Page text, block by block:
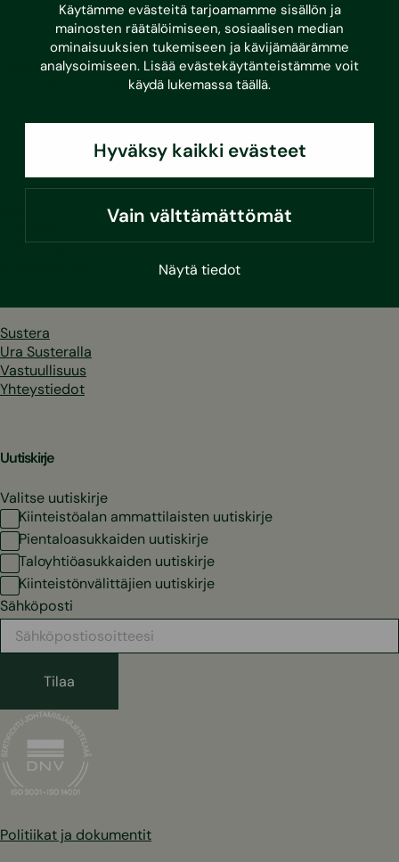
Käytämme evästeitä tarjoamamme sisällön ja
mainosten räätälöimiseen, sosiaalisen median
ominaisuuksien tukemiseen ja kävijämäärämme
analysoimiseen. Lisää evästekäytänteistämme voit
käydä lukemassa täällä.
Hyväksy kaikki evästeet
Vain välttämättömät
Näytä tiedot
Puhelut 030/010-alkuisiin numeroihin hinnoitellaan
soittavan operaattorin mukaan.
Referenssit
Sustera
Ura Susteralla
Vastuullisuus
Yhteystiedot
Uutiskirje
Valitse uutiskirje
Kiinteistöalan ammattilaisten uutiskirje
Pientaloasukkaiden uutiskirje
Taloyhtiöasukkaiden uutiskirje
Kiinteistönvälittäjien uutiskirje
Sähköposti
Politiikat ja dokumentit